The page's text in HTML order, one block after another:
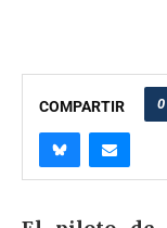
COMPARTIR 0